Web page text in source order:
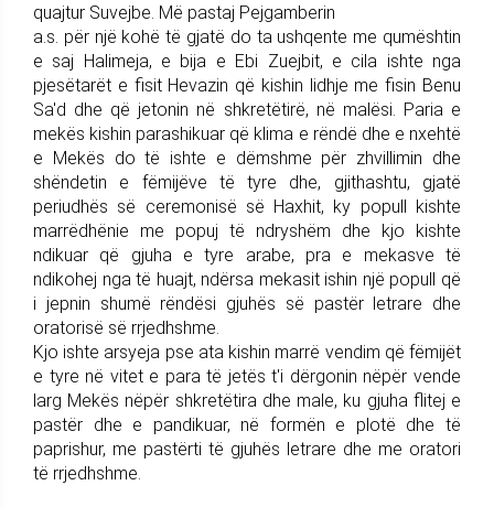
quajtur Suvejbe. Më pastaj Pejgamberin
a.s. për një kohë të gjatë do ta ushqente me qumështin
e saj Halimeja, e bija e Ebi Zuejbit, e cila ishte nga
pjesëtarët e fisit Hevazin që kishin lidhje me fisin Benu
Sa'd dhe që jetonin në shkretëtirë, në malësi. Paria e
mekës kishin parashikuar që klima e rëndë dhe e nxehtë
e Mekës do të ishte e dëmshme për zhvillimin dhe
shëndetin e fëmijëve të tyre dhe, gjithashtu, gjatë
periudhës së ceremonisë së Haxhit, ky popull kishte
marrëdhënie me popuj të ndryshëm dhe kjo kishte
ndikuar që gjuha e tyre arabe, pra e mekasve të
ndikohej nga të huajt, ndërsa mekasit ishin një popull që
i jepnin shumë rëndësi gjuhës së pastër letrare dhe
oratorisë së rrjedhshme.
Kjo ishte arsyeja pse ata kishin marrë vendim që fëmijët
e tyre në vitet e para të jetës t'i dërgonin nëpër vende
larg Mekës nëpër shkretëtira dhe male, ku gjuha flitej e
pastër dhe e pandikuar, në formën e plotë dhe të
paprishur, me pastërti të gjuhës letrare dhe me oratori
të rrjedhshme.